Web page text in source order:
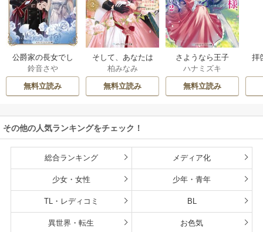
公爵家の長女でし
た
鈴音さや
無料立読み
そして、あなたは
私を捨てる
柏みなみ
無料立読み
さようなら王子
様、どうか私のこ
とは忘れてくださ
い
ハナミズキ
無料立読み
拝
その他の人気ランキングをチェック！
総合ランキング メディア化
少女・女性 少年・青年
TL・レディコミ BL
異世界・転生 お色気